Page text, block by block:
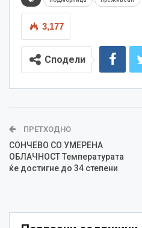
3,177
Сподели
ПРЕТХОДНО
СОНЧЕВО СО УМЕРЕНА
ОБЛАЧНОСТ Температурата
ќе достигне до 34 степени